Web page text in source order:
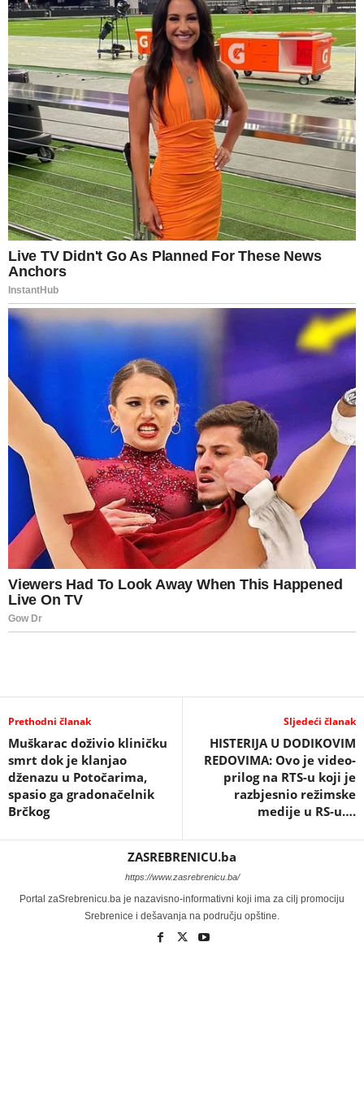
Prethodni članak
Muškarac doživio kliničku
smrt dok je klanjao
dženazu u Potočarima,
spasio ga gradonačelnik
Brčkog
Sljedeći članak
HISTERIJA U DODIKOVIM
REDOVIMA: Ovo je video-
prilog na RTS-u koji je
razbjesnio režimske
medije u RS-u….
ZASREBRENICU.ba
https://www.zasrebrenicu.ba/
Portal zaSrebrenicu.ba je nazavisno-informativni koji ima za cilj promociju
Srebrenice i dešavanja na području opštine.